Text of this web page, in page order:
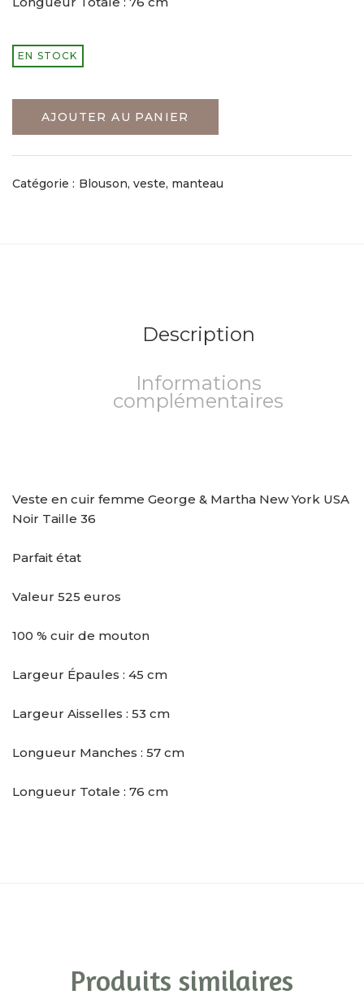
EN STOCK
AJOUTER AU PANIER
Catégorie : Blouson, veste, manteau
Description
Informations
complémentaires
Veste en cuir femme George & Martha New York USA
Noir Taille 36
Parfait état
Valeur 525 euros
100 % cuir de mouton
Largeur Épaules : 45 cm
Largeur Aisselles : 53 cm
Longueur Manches : 57 cm
Longueur Totale : 76 cm
Produits similaires